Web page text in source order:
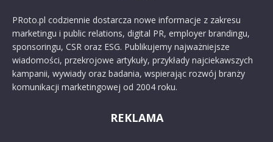
PRoto.pl codziennie dostarcza nowe informacje z zakresu
marketingu i public relations, digital PR, employer brandingu,
sponsoringu, CSR oraz ESG. Publikujemy najważniejsze
wiadomości, przekrojowe artykuły, przykłady najciekawszych
kampanii, wywiady oraz badania, wspierając rozwój branży
komunikacji marketingowej od 2004 roku.
REKLAMA